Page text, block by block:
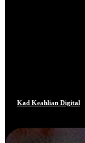
Kad Keahlian Digital